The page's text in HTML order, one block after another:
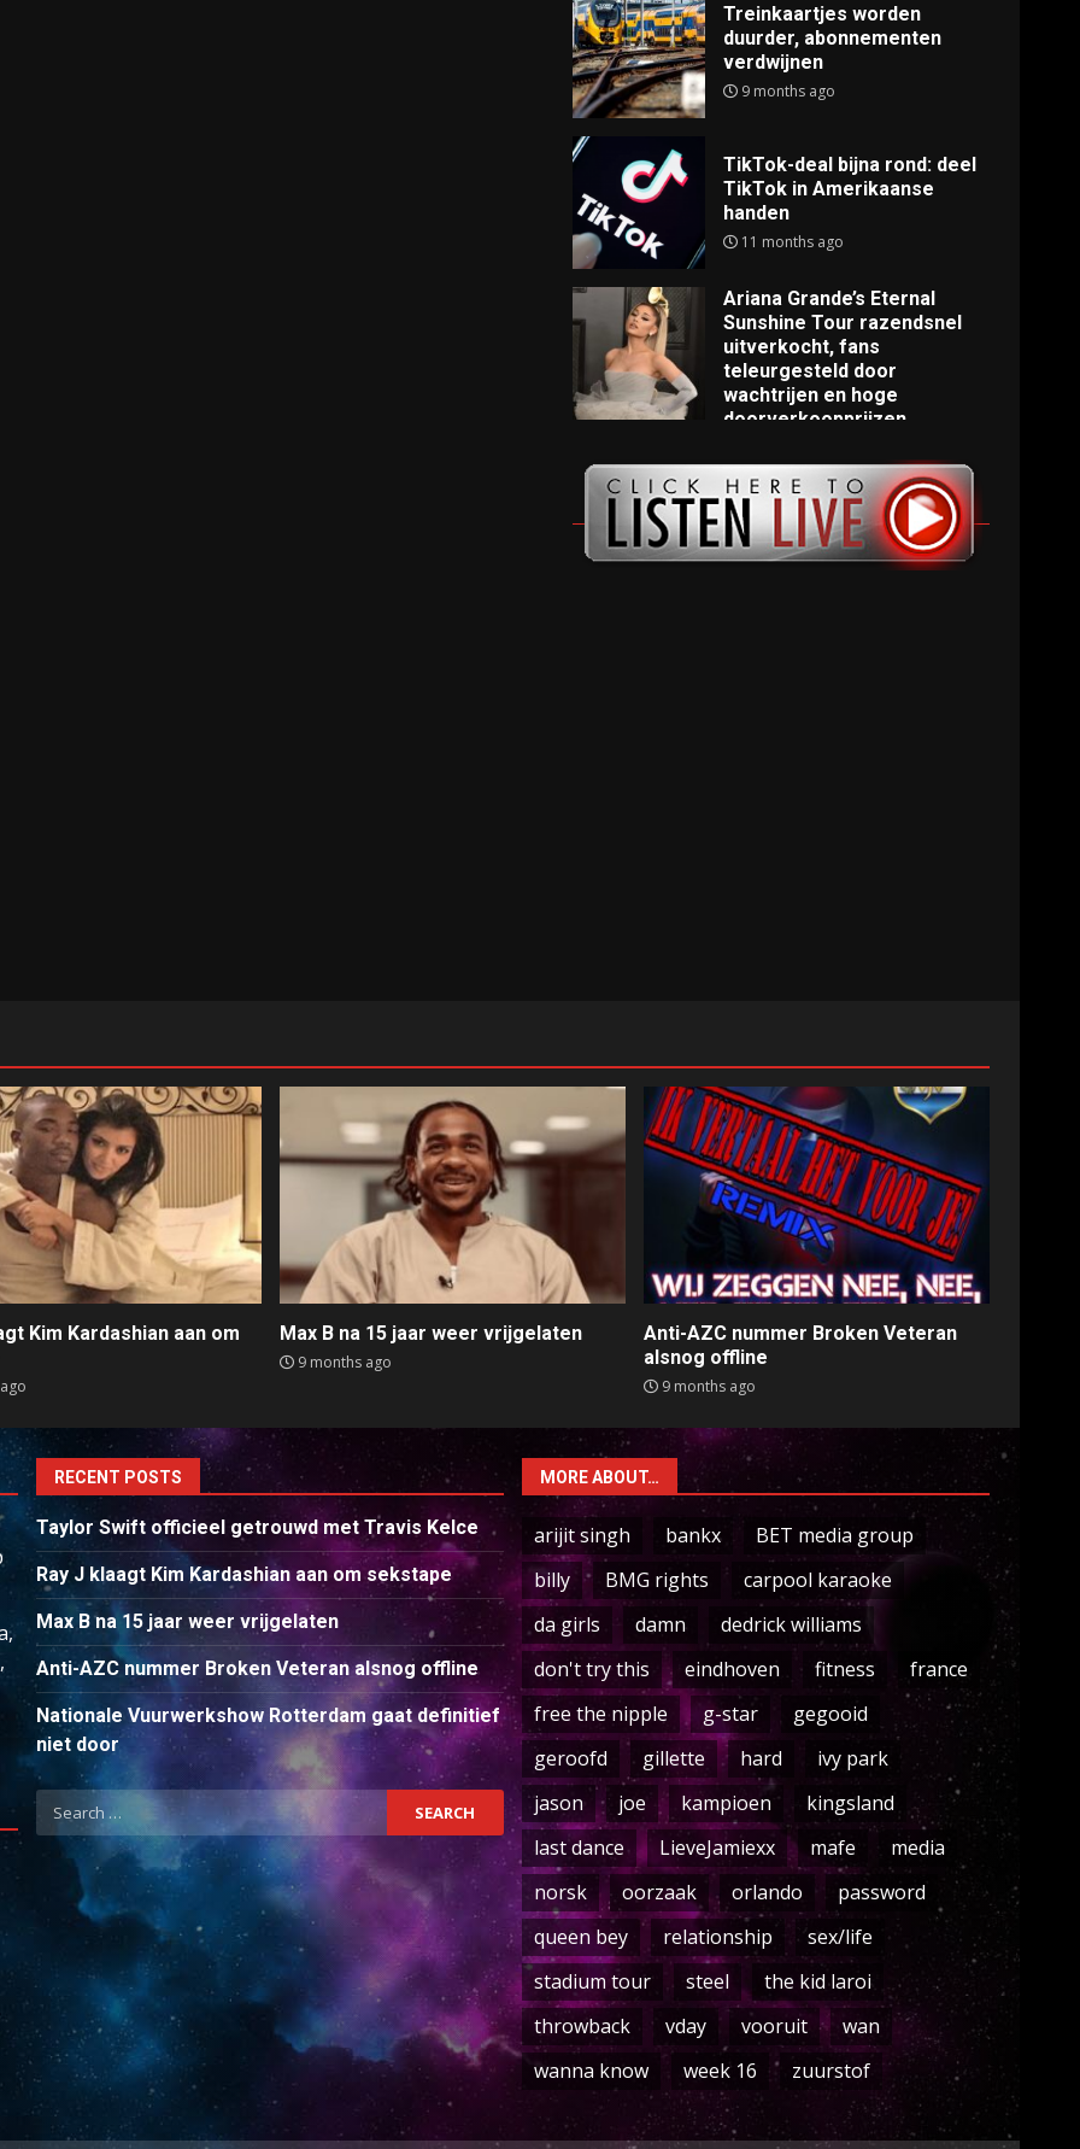
Treinkaartjes worden
duurder, abonnementen
verdwijnen
9 months ago
TikTok-deal bijna rond: deel
TikTok in Amerikaanse
handen
11 months ago
Ariana Grande’s Eternal
Sunshine Tour razendsnel
uitverkocht, fans
teleurgesteld door
wachtrijen en hoge
doorverkoopprijzen
Kim Kardashian aan om
Max B na 15 jaar weer vrijgelaten
9 months ago
Anti-AZC nummer Broken Veteran
alsnog offline
9 months ago
RECENT POSTS
Taylor Swift officieel getrouwd met Travis Kelce
Ray J klaagt Kim Kardashian aan om sekstape
Max B na 15 jaar weer vrijgelaten
Anti-AZC nummer Broken Veteran alsnog offline
Nationale Vuurwerkshow Rotterdam gaat definitief
niet door
Search
for:
MORE ABOUT…
arijit singh bankx
BET media group
billy
BMG rights
carpool karaoke
da girls
damn
dedrick williams
don't try this
eindhoven fitness
france
free the nipple
g-star
gegooid
geroofd
gillette hard
ivy park
jason
joe kampioen
kingsland
last dance
LieveJamiexx mafe
media
norsk
oorzaak orlando
password
queen bey
relationship
sex/life
stadium tour
steel
the kid laroi
throwback
vday vooruit
wan
wanna know
week 16 zuurstof